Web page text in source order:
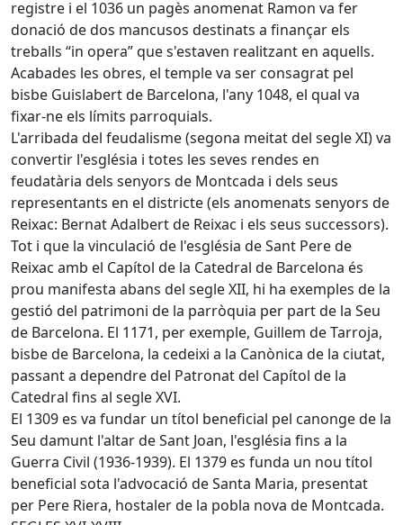
registre i el 1036 un pagès anomenat Ramon va fer
donació de dos mancusos destinats a finançar els
treballs “in opera” que s'estaven realitzant en aquells.
Acabades les obres, el temple va ser consagrat pel
bisbe Guislabert de Barcelona, l'any 1048, el qual va
fixar-ne els límits parroquials.
L'arribada del feudalisme (segona meitat del segle XI) va
convertir l'església i totes les seves rendes en
feudatària dels senyors de Montcada i dels seus
representants en el districte (els anomenats senyors de
Reixac: Bernat Adalbert de Reixac i els seus successors).
Tot i que la vinculació de l'església de Sant Pere de
Reixac amb el Capítol de la Catedral de Barcelona és
prou manifesta abans del segle XII, hi ha exemples de la
gestió del patrimoni de la parròquia per part de la Seu
de Barcelona. El 1171, per exemple, Guillem de Tarroja,
bisbe de Barcelona, la cedeixi a la Canònica de la ciutat,
passant a dependre del Patronat del Capítol de la
Catedral fins al segle XVI.
El 1309 es va fundar un títol beneficial pel canonge de la
Seu damunt l'altar de Sant Joan, l'església fins a la
Guerra Civil (1936-1939). El 1379 es funda un nou títol
beneficial sota l'advocació de Santa Maria, presentat
per Pere Riera, hostaler de la pobla nova de Montcada.